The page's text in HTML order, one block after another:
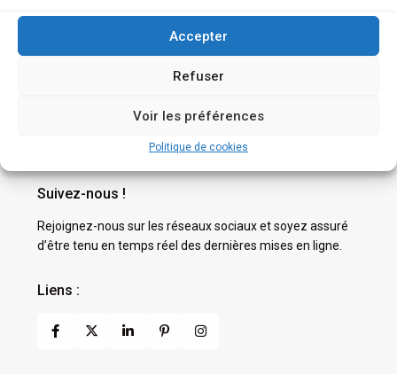
Accepter
Refuser
Voir les préférences
Politique de cookies
Ville
Suivez-nous !
Rejoignez-nous sur les réseaux sociaux et soyez assuré
d’être tenu en temps réel des dernières mises en ligne.
Liens :